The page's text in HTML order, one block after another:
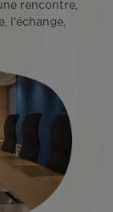
rencontre,
l’échange,